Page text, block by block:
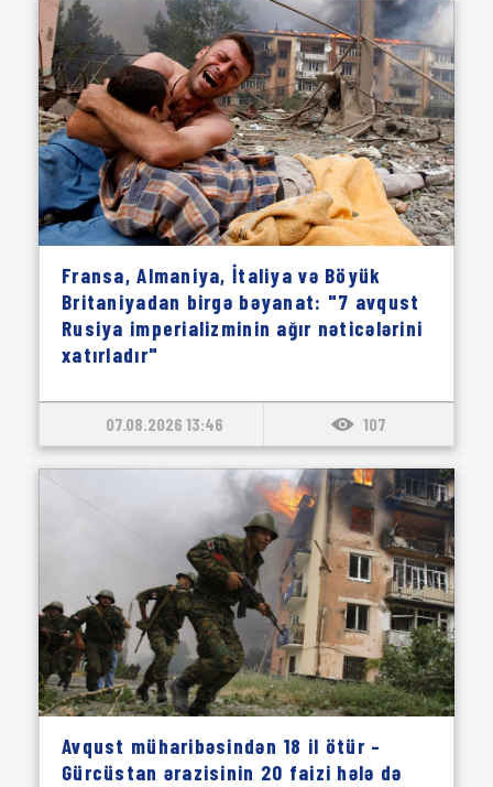
Fransa, Almaniya, İtaliya və Böyük
Britaniyadan birgə bəyanat: "7 avqust
Rusiya imperializminin ağır nəticələrini
xatırladır"
07.08.2026 13:46 107
Avqust müharibəsindən 18 il ötür –
Gürcüstan ərazisinin 20 faizi hələ də